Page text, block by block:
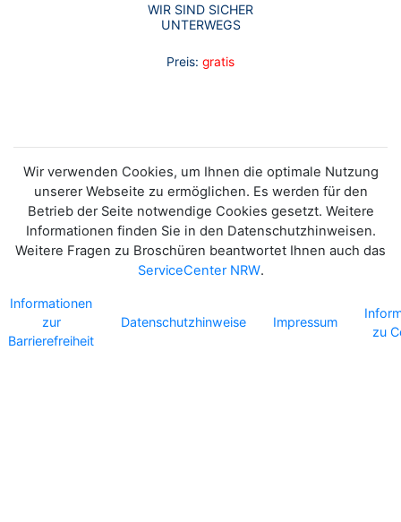
WIR SIND SICHER
UNTERWEGS
Preis: gratis
Wir verwenden Cookies, um Ihnen die optimale Nutzung
unserer Webseite zu ermöglichen. Es werden für den
Betrieb der Seite notwendige Cookies gesetzt. Weitere
Informationen finden Sie in den Datenschutzhinweisen.
Weitere Fragen zu Broschüren beantwortet Ihnen auch das
ServiceCenter NRW.
Informationen
zur
Barrierefreiheit
Datenschutzhinweise Impressum
zu